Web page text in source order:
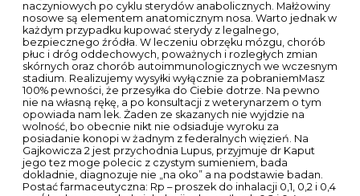
naczyniowych po cyklu sterydów anabolicznych. Małżowiny
nosowe są elementem anatomicznym nosa. Warto jednak w
każdym przypadku kupować sterydy z legalnego,
bezpiecznego źródła. W leczeniu obrzęku mózgu, chorób
płuc i dróg oddechowych, poważnych i rozległych zmian
skórnych oraz chorób autoimmunologicznych we wczesnym
stadium. Realizujemy wysyłki wyłącznie za pobraniemMasz
100% pewności, że przesyłka do Ciebie dotrze. Na pewno
nie na własną rękę, a po konsultacji z weterynarzem o tym
opowiada nam lek. Żaden ze skazanych nie wyjdzie na
wolność, bo obecnie nikt nie odsiaduje wyroku za
posiadanie konopi w żadnym z federalnych więzień. Na
Gajkowicza 2 jest przychodnia Lupus, przyjmuje dr Kaput
jego tez moge polecic z czystym sumieniem, bada
dokladnie, diagnozuje nie „na oko” a na podstawie badan.
Postać farmaceutyczna: Rp – proszek do inhalacji 0,1, 0,2 i 0,4